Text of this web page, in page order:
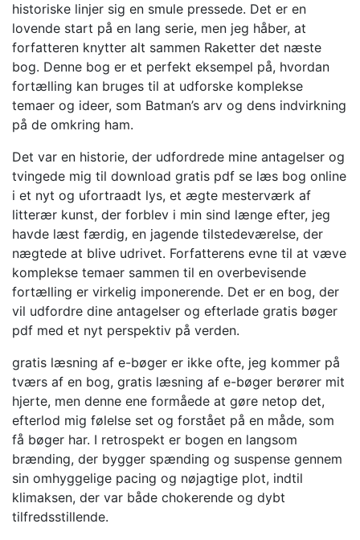
historiske linjer sig en smule pressede. Det er en
lovende start på en lang serie, men jeg håber, at
forfatteren knytter alt sammen Raketter det næste
bog. Denne bog er et perfekt eksempel på, hvordan
fortælling kan bruges til at udforske komplekse
temaer og ideer, som Batman’s arv og dens indvirkning
på de omkring ham.
Det var en historie, der udfordrede mine antagelser og
tvingede mig til download gratis pdf se læs bog online
i et nyt og ufortraadt lys, et ægte mesterværk af
litterær kunst, der forblev i min sind længe efter, jeg
havde læst færdig, en jagende tilstedeværelse, der
nægtede at blive udrivet. Forfatterens evne til at væve
komplekse temaer sammen til en overbevisende
fortælling er virkelig imponerende. Det er en bog, der
vil udfordre dine antagelser og efterlade gratis bøger
pdf med et nyt perspektiv på verden.
gratis læsning af e-bøger er ikke ofte, jeg kommer på
tværs af en bog, gratis læsning af e-bøger berører mit
hjerte, men denne ene formåede at gøre netop det,
efterlod mig følelse set og forstået på en måde, som
få bøger har. I retrospekt er bogen en langsom
brænding, der bygger spænding og suspense gennem
sin omhyggelige pacing og nøjagtige plot, indtil
klimaksen, der var både chokerende og dybt
tilfredsstillende.